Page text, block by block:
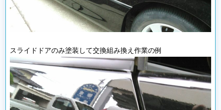
スライドドアのみ塗装して交換組み換え作業の例